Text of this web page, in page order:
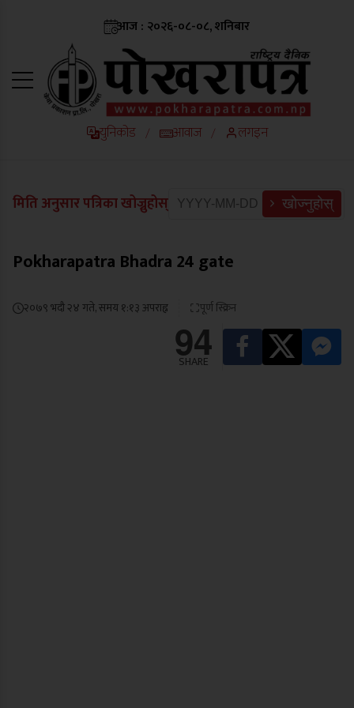
आज : २०२६-०८-०८, शनिबार
युनिकोड / आवाज / लगइन
मिति अनुसार पत्रिका खोज्नुहोस् खोज्नुहोस्
Pokharapatra Bhadra 24 gate
२०७९ भदौ २४ गते, समय १:१३ अपराह्न पूर्ण स्क्रिन
94
SHARE